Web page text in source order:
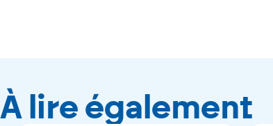
À lire également